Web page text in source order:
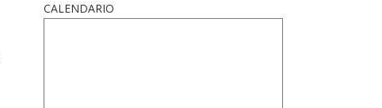
CALENDARIO